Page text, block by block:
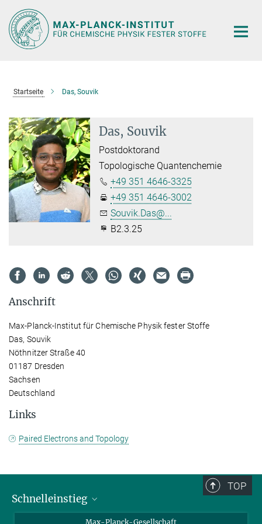
Hauptinhalt
Startseite Das, Souvik
Das, Souvik
Postdoktorand
Topologische Quantenchemie
+49 351 4646-3325
+49 351 4646-3002
Souvik.Das@...
B2.3.25
Anschrift
Max-Planck-Institut für Chemische Physik fester Stoffe
Das, Souvik
Nöthnitzer Straße 40
01187 Dresden
Sachsen
Deutschland
Links
Paired Electrons and Topology
TOP
Schnelleinstieg
Ansprechpartner*innenMax-Planck-Gesellschaft